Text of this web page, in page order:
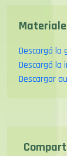
Descargá la
Descargá la
Descargar